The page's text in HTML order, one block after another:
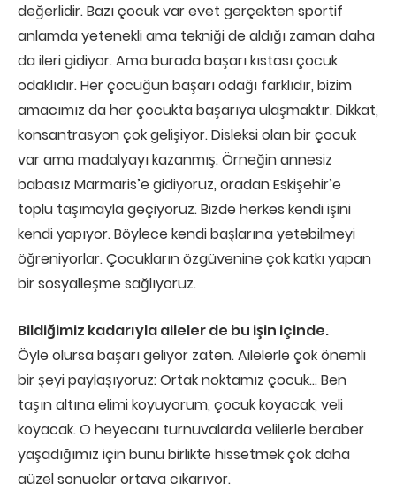
değerlidir. Bazı çocuk var evet gerçekten sportif
anlamda yetenekli ama tekniği de aldığı zaman daha
da ileri gidiyor. Ama burada başarı kıstası çocuk
odaklıdır. Her çocuğun başarı odağı farklıdır, bizim
amacımız da her çocukta başarıya ulaşmaktır. Dikkat,
konsantrasyon çok gelişiyor. Disleksi olan bir çocuk
var ama madalyayı kazanmış. Örneğin annesiz
babasız Marmaris’e gidiyoruz, oradan Eskişehir’e
toplu taşımayla geçiyoruz. Bizde herkes kendi işini
kendi yapıyor. Böylece kendi başlarına yetebilmeyi
öğreniyorlar. Çocukların özgüvenine çok katkı yapan
bir sosyalleşme sağlıyoruz.
Bildiğimiz kadarıyla aileler de bu işin içinde.
Öyle olursa başarı geliyor zaten. Ailelerle çok önemli
bir şeyi paylaşıyoruz: Ortak noktamız çocuk… Ben
taşın altına elimi koyuyorum, çocuk koyacak, veli
koyacak. O heyecanı turnuvalarda velilerle beraber
yaşadığımız için bunu birlikte hissetmek çok daha
güzel sonuçlar ortaya çıkarıyor.